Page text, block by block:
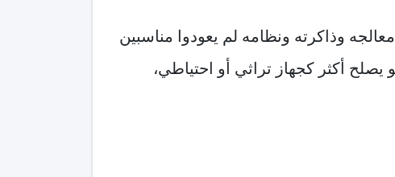
هاتفًا قويًا في زمنه، لكنه اليوم قديم جدًا بمعايير 2026. معالجه وذاكرته ونظامه لم يعودوا مناسبين
يصلح أكثر كجهاز تراثي أو احتياطي،